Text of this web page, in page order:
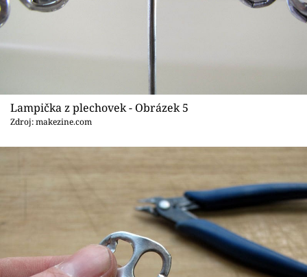
Lampička z plechovek - Obrázek 5
Zdroj: makezine.com